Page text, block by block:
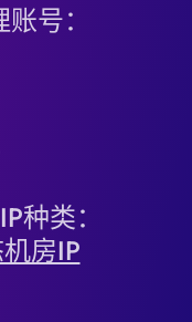
号：
种类：
房IP